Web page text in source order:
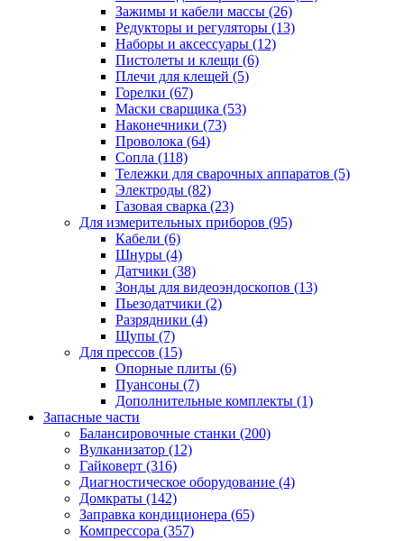
Зажимы и кабели массы (26)
Редукторы и регуляторы (13)
Наборы и аксессуары (12)
Пистолеты и клещи (6)
Плечи для клещей (5)
Горелки (67)
Маски сварщика (53)
Наконечники (73)
Проволока (64)
Сопла (118)
Тележки для сварочных аппаратов (5)
Электроды (82)
Газовая сварка (23)
Для измерительных приборов (95)
Кабели (6)
Шнуры (4)
Датчики (38)
Зонды для видеоэндоскопов (13)
Пьезодатчики (2)
Разрядники (4)
Щупы (7)
Для прессов (15)
Опорные плиты (6)
Пуансоны (7)
Дополнительные комплекты (1)
Запасные части
Балансировочные станки (200)
Вулканизатор (12)
Гайковерт (316)
Диагностическое оборудование (4)
Домкраты (142)
Заправка кондиционера (65)
Компрессора (357)